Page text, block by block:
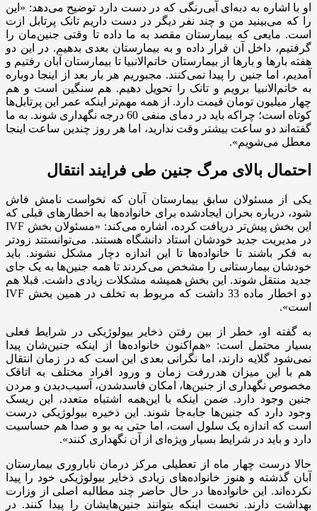
او با اشاره به دبه‌ای آبی‌رنگی که در دست دارد‌ توضیح می‌دهد: «این
را که می‌بینید من و چند نفر دیگر در دست داریم تانک پرتابل ازت
است. مایعی که بیمارستان مقصد به ما داده تا وقتی جنین‌مان را
گرفتیم، داخل آن قرار داده و به بیمارستان بعدی بدهیم. در این دو
هفته بارها و بارها از بیمارستان خاتم‌الانبیا تا بیمارستان آبان رفتیم و
آمدیم، اما جنین را پیدا نمی‌کنند. مجبوریم هر بار بعد از اینجا دوباره
به خاتم‌الانبیا برویم و تانک را تحویل دهیم. هم سنگین است و هم
چهار میلیون تومان قیمت دارد. از همه مهم‌تر اینکه عمر این پرتابل‌ها
کوتاه است؛ چرا‌که باید در دمای منفی 60 درجه نگهداری شوند. به ما
گفته‌اند دو ساعت بیشتر وقت ندارید، اما هر روز چندین ساعت اینجا
معطل می‌شویم».
احتمال بالای مرگ جنین طی فرایند انتقال
یکی از مسئولان سابق بیمارستان آبان که نخواست نامش فاش
شود، درباره بحران ایجاد‌شده برای خانواده‌ها به اخطارهای قبلی که
این بخش پیش‌تر دریافت کرده، اشاره می‌کند: «مسئولان بخش IVF
در مدیریت جدید‌ خودشان استاد دانشگاه هستند. می‌توانستند زودتر
به فکر باشند تا خانواده‌ها تا این اندازه دچار مشکل نشوند. باید
خودشان بیمارستانی را مشخص می‌کردند تا همه جنین‌ها به یک جای
جدید منتقل شوند.‌ این بخش همیشه مشکلات زیادی داشت. قبلا هم
دو اخطار ماده 33 داشت که مربوط به تخلف در همین بخش IVF
است».
به گفته او، خطر از بین رفتن ذخایر بیولوژیکی در شرایط فعلی
بسیار محتمل است: «هم‌اکنون خانواده‌ها از اینکه جنین‌‌شان ‌پیدا
نمی‌شود گلایه دارند، اما نگرانی بعدی این است که در زمان انتقال
هم با این میزان هدررفت زمان و ورود افراد مختلف به اتاقک
مخصوص نگهداری از جنین‌ها، امکان فاسد‌شدن، آسیب‌دیدن و مردن
جنین وجود دارد. ضمن اینکه با این‌همه اشتباه متعدد، این ریسک
وجود دارد که جنین‌ها جابه‌جا شوند. این ذخیره بیولوژیکی درست
است که اندازه یک سلول است، اما حتی به بو و صدا هم حساسیت
دارد و باید در شرایط بسیار ویژه‌ای از آن نگهداری کنند».
حالا درست چهار ماه از تعطیلی مرکز درمان ناباروری بیمارستان
آبان ‌گذشته و هنوز خانواده‌های زیادی ذخایر بیولوژیکی خود را پیدا
نکرده‌اند. این خانواده‌ها در حال حاضر چند مطالبه اصلی از وزارت
بهداشت دارند. نخست اینکه ‌بتوانند جنین‌هایشان را پیدا کنند. در